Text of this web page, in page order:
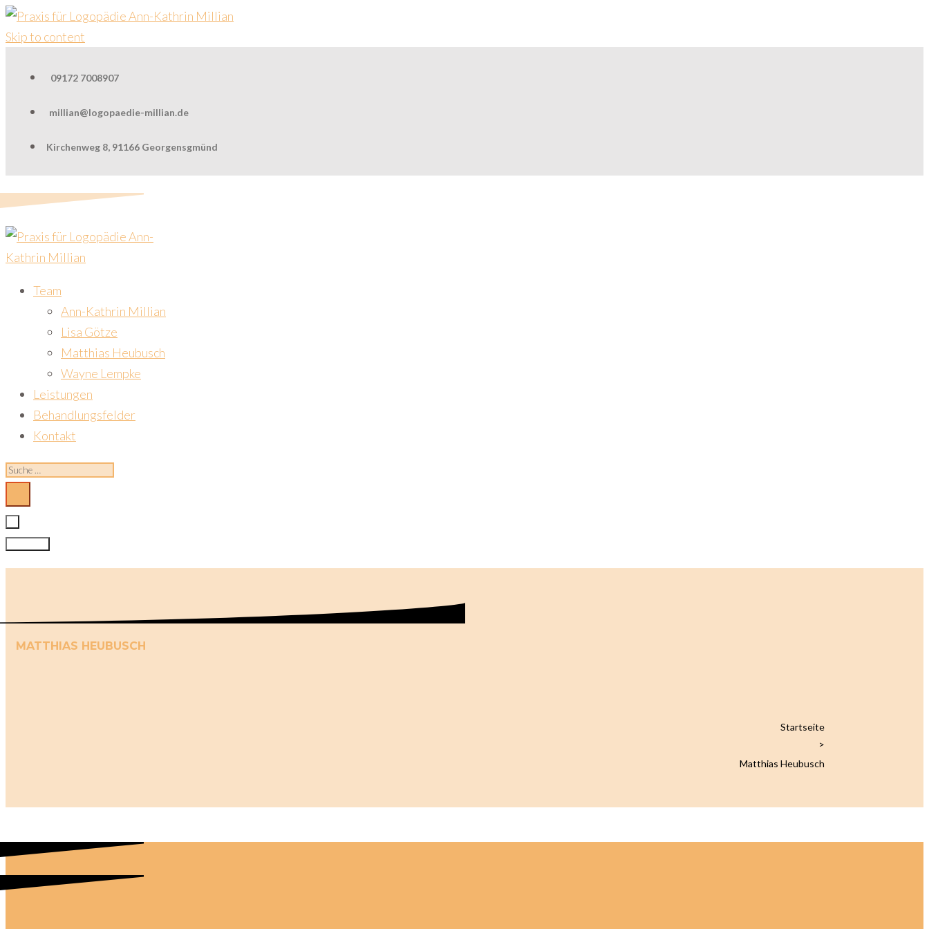
Skip to content
09172 7008907
millian@logopaedie-millian.de
Kirchenweg 8, 91166 Georgensgmünd
Team
Ann-Kathrin Millian
Lisa Götze
Matthias Heubusch
Wayne Lempke
Leistungen
Behandlungsfelder
Kontakt
MATTHIAS HEUBUSCH
Startseite
>
Matthias Heubusch